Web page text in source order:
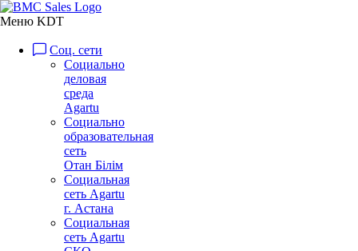
Меню KDT
Соц. сети
Социально
деловая
среда
Agartu
Социально
образовательная
сеть
Отан Бiлiм
Социальная
сеть Agartu
г. Астана
Социальная
сеть Agartu